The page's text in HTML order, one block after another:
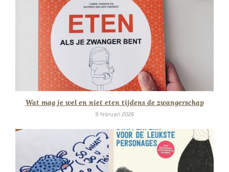
Wat mag je wel en niet eten tijdens de zwangerschap
9 februari 2026